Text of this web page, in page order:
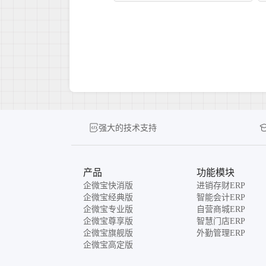
强大的技术支持
产品
企微宝快消版
企微宝经典版
企微宝专业版
企微宝尊享版
企微宝旗舰版
企微宝高定版
功能模块
进销存财ERP
智能会计ERP
自营商城ERP
智慧门店ERP
外勤管理ERP